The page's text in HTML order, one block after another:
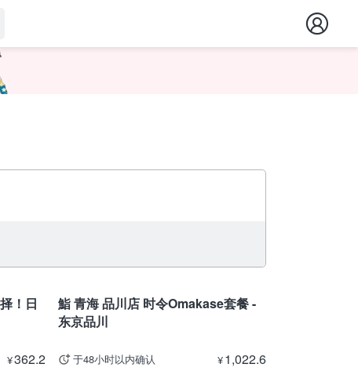
！日
¥362.2
鮨 青海 品川店 时令Omakase套餐 -
东京品川
于48小时以内确认 ¥1,022.6